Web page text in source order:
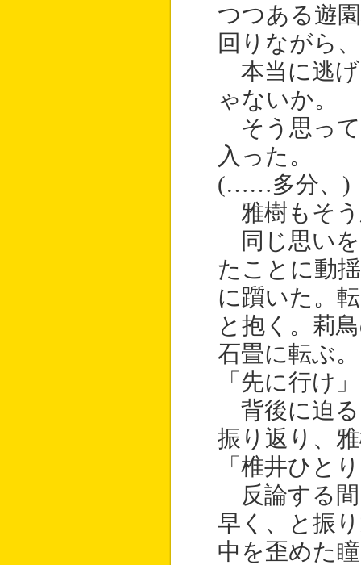
つつある遊
回りながら
本当に逃げ
ゃないか。
そう思って
入った。
(……多分、)
雅樹もそ
同じ思いを
たことに動
に躓いた。
と抱く。莉
石畳に転ぶ。
「先に行け」
背後に迫る
振り返り、
「椎井ひと
反論する間
早く、と振
中を歪めた